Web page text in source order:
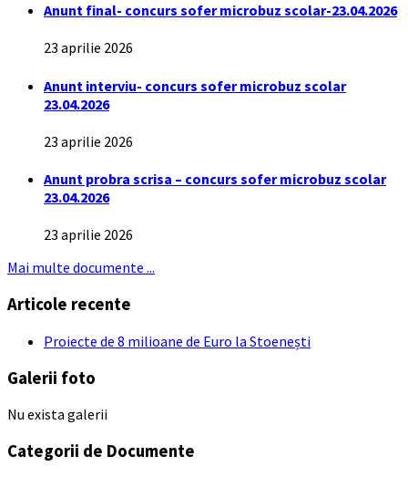
Anunt final- concurs sofer microbuz scolar-23.04.2026
23 aprilie 2026
Anunt interviu- concurs sofer microbuz scolar
23.04.2026
23 aprilie 2026
Anunt probra scrisa – concurs sofer microbuz scolar
23.04.2026
23 aprilie 2026
Mai multe documente ...
Articole recente
Proiecte de 8 milioane de Euro la Stoenești
Galerii foto
Nu exista galerii
Categorii de Documente